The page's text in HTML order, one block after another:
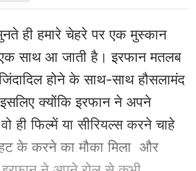
ही हमारे चेहरे पर एक मुस्कान
साथ आ जाती है। इरफान मतलब
होने के साथ-साथ हौसलामंद
क्योंकि इरफान ने अपने
ही फिल्में या सीरियल्स करने चाहे
के करने का मौका मिला और